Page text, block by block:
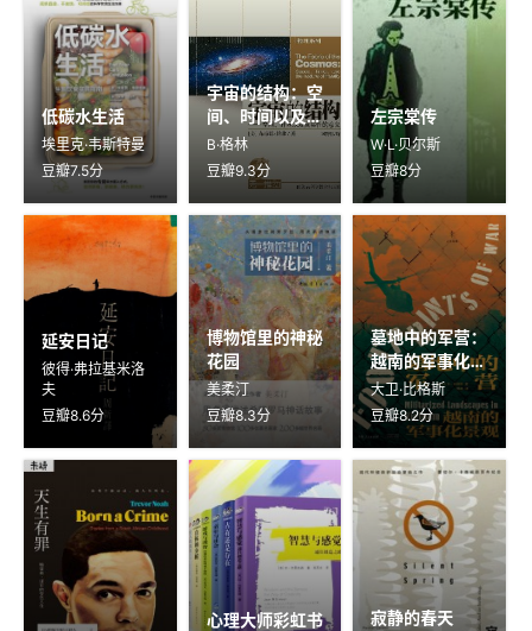
低碳水生活
埃里克·韦斯特曼
豆瓣7.5分
宇宙的结构：空
间、时间以及真
实性的意义
B·格林
豆瓣9.3分
左宗棠传
W·L·贝尔斯
豆瓣8分
延安日记
彼得·弗拉基米洛
夫
豆瓣8.6分
博物馆里的神秘
花园
美柔汀
豆瓣8.3分
墓地中的军营：
越南的军事化景
观
大卫·比格斯
豆瓣8.2分
心理大师彩虹书
寂静的春天